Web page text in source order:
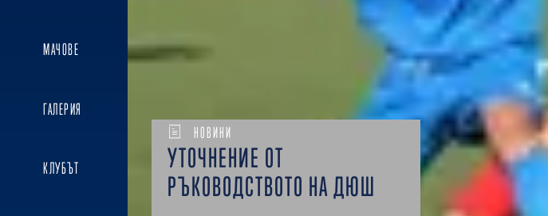
МАЧОВЕ
ГАЛЕРИЯ
КЛУБЪТ
НОВИНИ
УТОЧНЕНИЕ ОТ
РЪКОВОДСТВОТО НА ДЮШ